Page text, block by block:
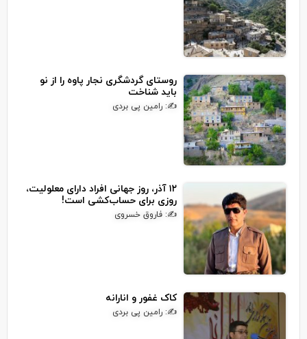
روستای گردشگری نجار پاوه را از نو
باید شناخت
✍: رامین پی بردی
۱۲ آذر، روز جهانی افراد دارای معلولیت،
روزی برای حساب‌کشی است!
✍: فاروق خسروی
کاک غفور و انارانه
✍: رامین پی بردی